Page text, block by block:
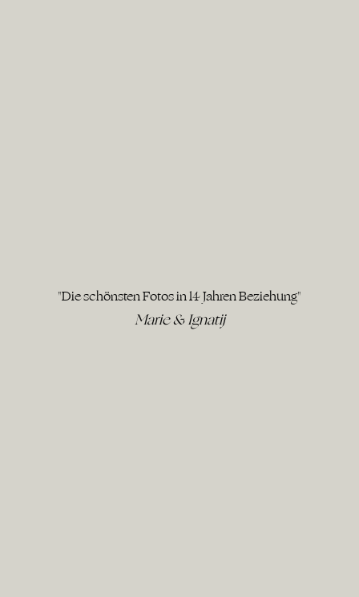
"Die schönsten Fotos in 14 Jahren Beziehung"
Marie & Ignatij